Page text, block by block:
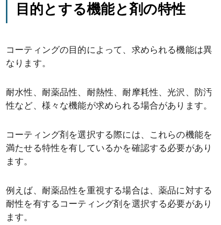
目的とする機能と剤の特性
コーティングの目的によって、求められる機能は異
なります。
耐水性、耐薬品性、耐熱性、耐摩耗性、光沢、防汚
性など、様々な機能が求められる場合があります。
コーティング剤を選択する際には、これらの機能を
満たせる特性を有しているかを確認する必要があり
ます。
例えば、耐薬品性を重視する場合は、薬品に対する
耐性を有するコーティング剤を選択する必要があり
ます。